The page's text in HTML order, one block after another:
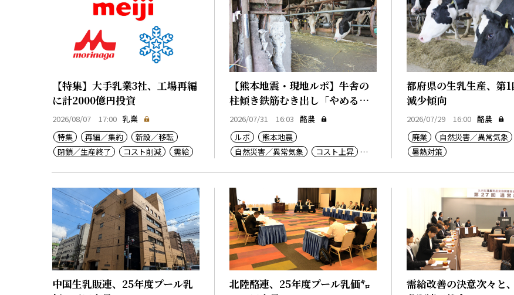
【特集】大手乳業3社、工場再編
に計2000億円投資
2026/08/07 17:00 乳業
特集
再編／集約
新設／移転
閉鎖／生産終了
コスト削減
需給
【熊本地震・現地ルポ】牛舎の
柱傾き鉄筋むき出し「やめるし
か」
2026/07/31 16:03 酪農
ルポ
熊本地震
自然災害／異常気象
コスト上昇
都府県の生乳生産、第
減少傾向
2026/07/29 16:00 酪農
廃業
自然災害／異常気象
暑熱対策
中国生乳販連、25年度プール乳
北陸酪連、25年度プール乳価㌔
需給改善の決意次々と